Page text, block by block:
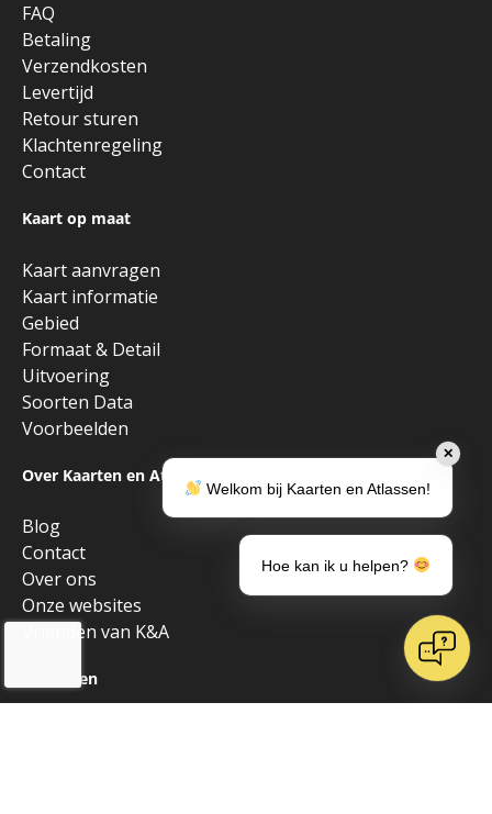
FAQ
Betaling
Verzendkosten
Levertijd
Retour sturen
Klachtenregeling
Contact
Kaart op maat
Kaart aanvragen
Kaart informatie
Gebied
Formaat & Detail
Uitvoering
Soorten Data
Voorbeelden
Over Kaarten en Atlassen
Blog
Contact
Over ons
Onze websites
Vrienden van K&A
Algemeen
✕
Welkom bij Kaarten en Atlassen!
Hoe kan ik u helpen?